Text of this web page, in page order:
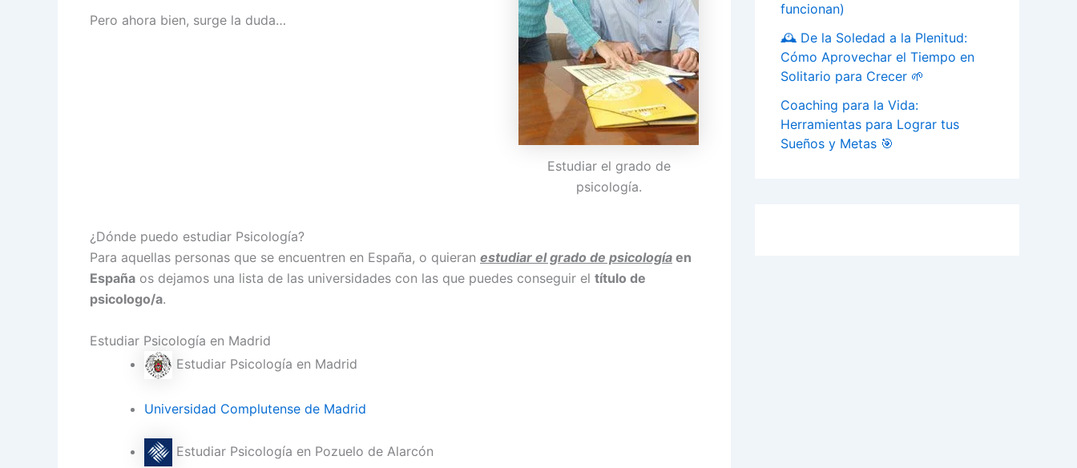
Estudiar el grado de
psicología.
Pero ahora bien, surge la duda…
¿Dónde puedo estudiar Psicología?
Para aquellas personas que se encuentren en España, o quieran estudiar el grado de psicología en
España os dejamos una lista de las universidades con las que puedes conseguir el título de
psicologo/a.
Estudiar Psicología en Madrid
Estudiar Psicología en Madrid
Universidad Complutense de Madrid
Estudiar Psicología en Pozuelo de Alarcón
funcionan)
🕰️ De la Soledad a la Plenitud:
Cómo Aprovechar el Tiempo en
Solitario para Crecer 🌱
Coaching para la Vida:
Herramientas para Lograr tus
Sueños y Metas 🎯